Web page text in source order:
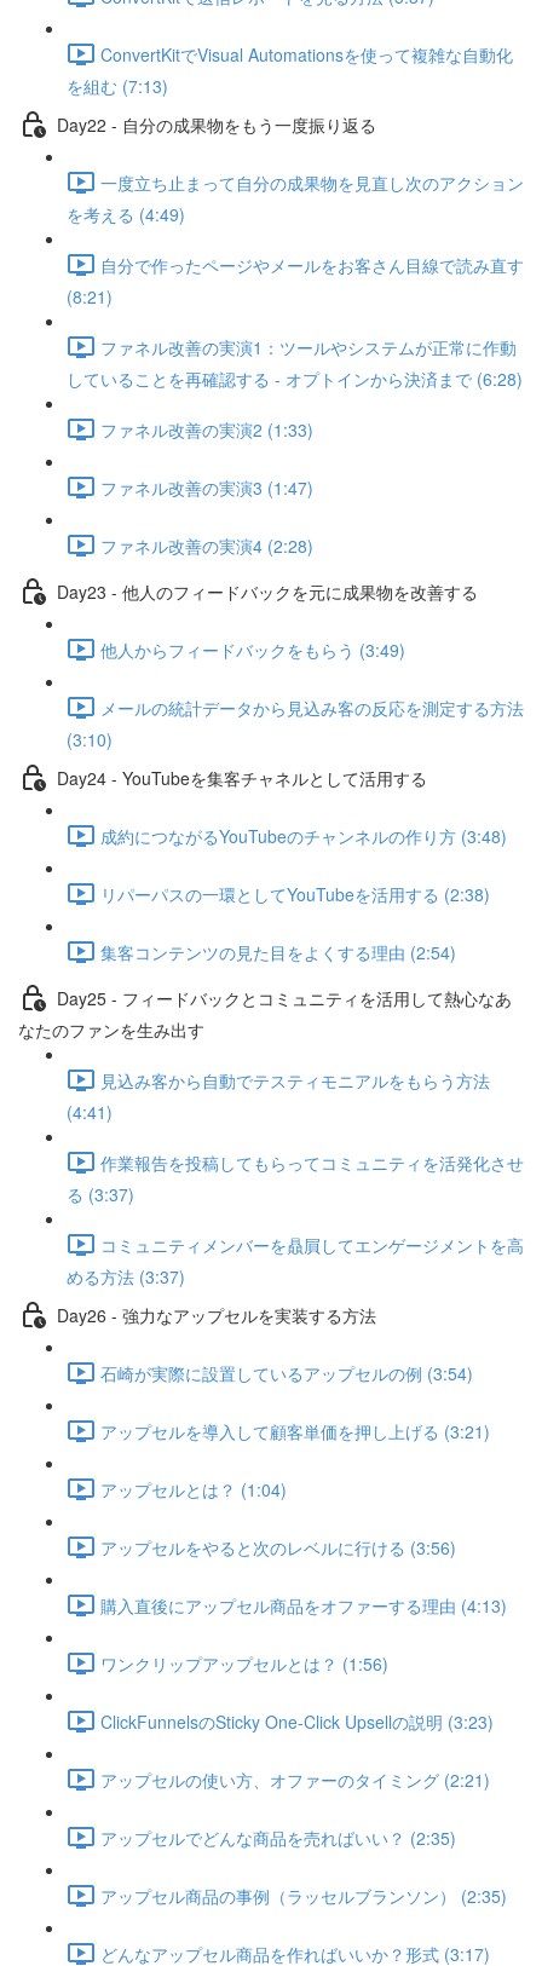
ConvertKitでVisual Automationsを使って複雑な自動化
を組む (7:13)
Day22 - 自分の成果物をもう一度振り返る
一度立ち止まって自分の成果物を見直し次のアクション
を考える (4:49)
自分で作ったページやメールをお客さん目線で読み直す
(8:21)
ファネル改善の実演1：ツールやシステムが正常に作動
していることを再確認する - オプトインから決済まで (6:28)
ファネル改善の実演2 (1:33)
ファネル改善の実演3 (1:47)
ファネル改善の実演4 (2:28)
Day23 - 他人のフィードバックを元に成果物を改善する
他人からフィードバックをもらう (3:49)
メールの統計データから見込み客の反応を測定する方法
(3:10)
Day24 - YouTubeを集客チャネルとして活用する
成約につながるYouTubeのチャンネルの作り方 (3:48)
リパーパスの一環としてYouTubeを活用する (2:38)
集客コンテンツの見た目をよくする理由 (2:54)
Day25 - フィードバックとコミュニティを活用して熱心なあ
なたのファンを生み出す
見込み客から自動でテスティモニアルをもらう方法
(4:41)
作業報告を投稿してもらってコミュニティを活発化させ
る (3:37)
コミュニティメンバーを贔屓してエンゲージメントを高
める方法 (3:37)
Day26 - 強力なアップセルを実装する方法
石崎が実際に設置しているアップセルの例 (3:54)
アップセルを導入して顧客単価を押し上げる (3:21)
アップセルとは？ (1:04)
アップセルをやると次のレベルに行ける (3:56)
購入直後にアップセル商品をオファーする理由 (4:13)
ワンクリップアップセルとは？ (1:56)
ClickFunnelsのSticky One-Click Upsellの説明 (3:23)
アップセルの使い方、オファーのタイミング (2:21)
アップセルでどんな商品を売ればいい？ (2:35)
アップセル商品の事例（ラッセルブランソン） (2:35)
どんなアップセル商品を作ればいいか？形式 (3:17)